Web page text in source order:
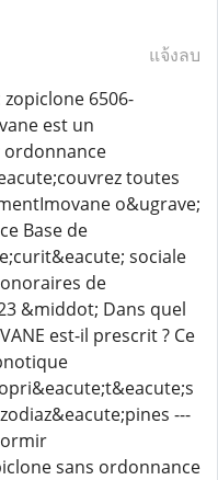
แจ้งลบ
6506-
est un
ordonnance
toutes
o&ugrave;
Base de
sociale
de
&middot; Dans quel
est-il prescrit ? Ce
---
sans ordonnance